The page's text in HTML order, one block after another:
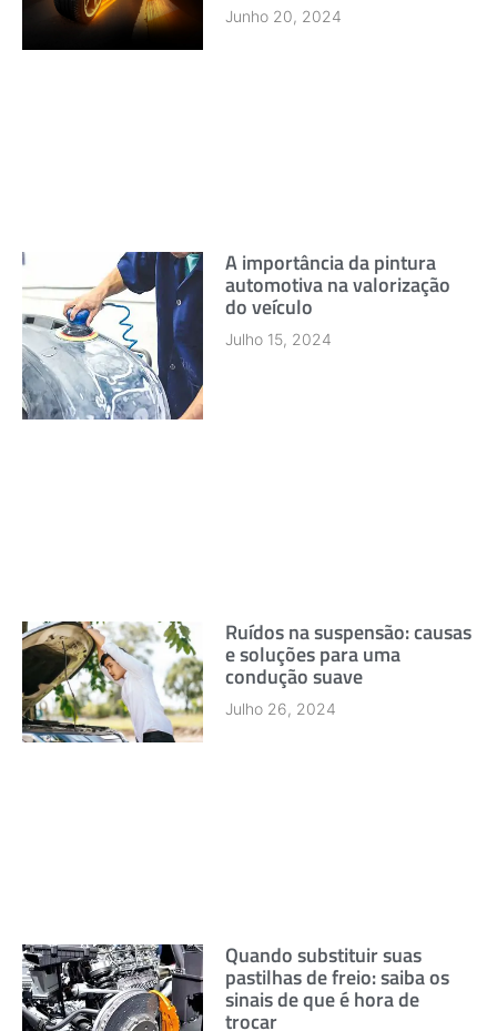
Junho 20, 2024
A importância da pintura
automotiva na valorização
do veículo
Julho 15, 2024
Ruídos na suspensão: causas
e soluções para uma
condução suave
Julho 26, 2024
Quando substituir suas
pastilhas de freio: saiba os
sinais de que é hora de
trocar